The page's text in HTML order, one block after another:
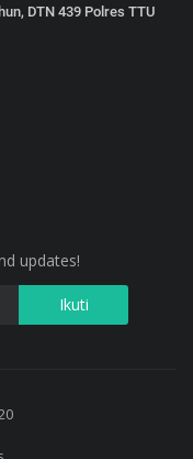
DTN 439 Polres TTU
updates!